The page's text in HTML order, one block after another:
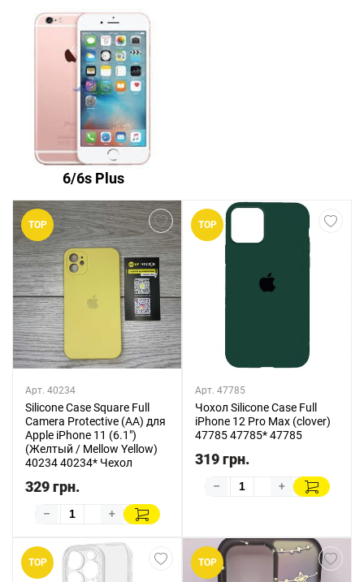
6/6s Plus
TOP
Арт. 40234
Silicone Case Square Full
Camera Protective (AA) для
Apple iPhone 11 (6.1")
(Желтый / Mellow Yellow)
40234 40234* Чехол
329 грн.
– +
TOP
Арт. 47785
Чохол Silicone Case Full
iPhone 12 Pro Max (clover)
47785 47785* 47785
319 грн.
– +
TOP TOP